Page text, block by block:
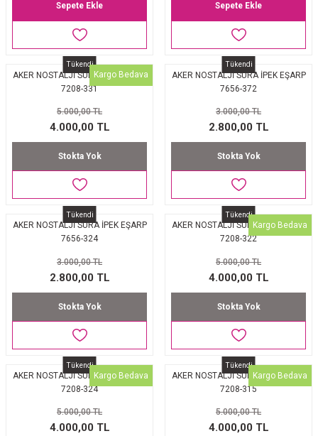
Sepete Ekle Sepete Ekle
Tükendi
Kargo Bedava
AKER NOSTALJİ SURA İPEK EŞARP
7208-331
5.000,00 TL
4.000,00 TL
Stokta Yok
Tükendi
AKER NOSTALJİ SURA İPEK EŞARP
7656-372
3.000,00 TL
2.800,00 TL
Stokta Yok
Tükendi
AKER NOSTALJİ SURA İPEK EŞARP
7656-324
3.000,00 TL
2.800,00 TL
Stokta Yok
Tükendi
Kargo Bedava
AKER NOSTALJİ SURA İPEK EŞARP
7208-322
5.000,00 TL
4.000,00 TL
Stokta Yok
Tükendi
Kargo Bedava
AKER NOSTALJİ SURA İPEK EŞARP
7208-324
5.000,00 TL
4.000,00 TL
Tükendi
Kargo Bedava
AKER NOSTALJİ SURA İPEK EŞARP
7208-315
5.000,00 TL
4.000,00 TL